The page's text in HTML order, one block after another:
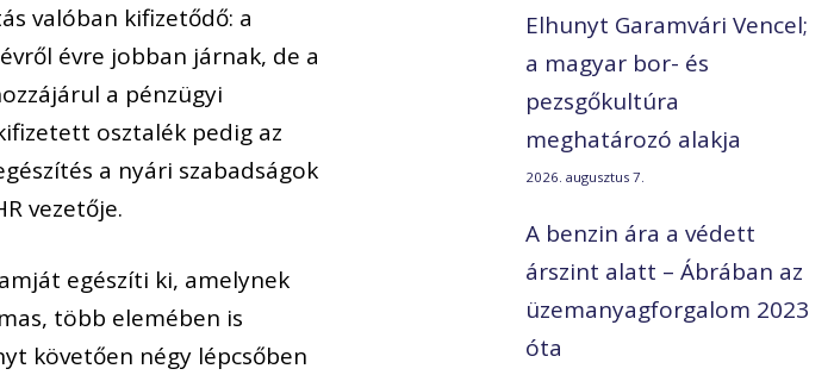
valóban kifizetődő: a
évre jobban járnak, de a
a pénzügyi
osztalék pedig az
a nyári szabadságok
vezetője.
egészíti ki, amelynek
több elemében is
követően négy lépcsőben
Elhunyt Garamvári Vencel;
a magyar bor- és
pezsgőkultúra
meghatározó alakja
2026. augusztus 7.
A benzin ára a védett
árszint alatt – Ábrában az
üzemanyagforgalom 2023
óta